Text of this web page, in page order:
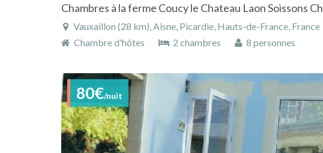
Vauxaillon (28 km), Aisne, Picardie, Hauts-de-France, France
Chambre d'hôtes
2 chambres 8 personnes
80€/nuit